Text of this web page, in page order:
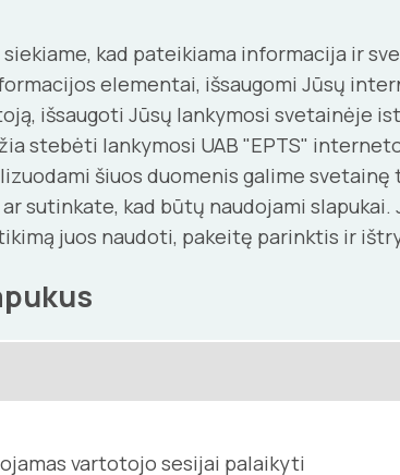
kad pateikiama informacija ir
elementai, išsaugomi Jūsų
išsaugoti Jūsų lankymosi svetainėje
stebėti lankymosi UAB "EPTS"
šiuos duomenis galime
sutinkate, kad būtų naudojami
juos naudoti, pakeitę parinktis ir
vartotojo sesijai palaikyti